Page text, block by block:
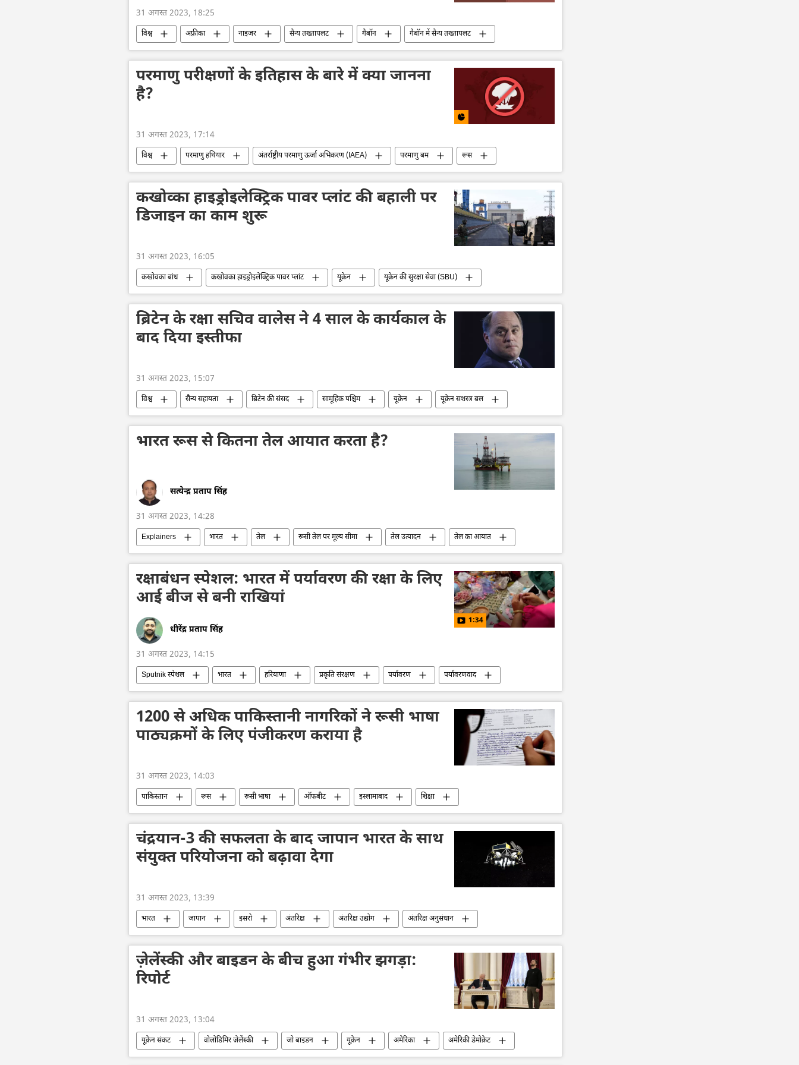
31 अगस्त 2023, 18:25
विश्व अफ़्रीका नाइजर सैन्य तख्तापलट गैबॉन
गैबॉन में सैन्य तख्तापलट
फ्रांस
उपनिवेशवाद
परमाणु परीक्षणों के इतिहास के बारे में क्या जानना
है?
31 अगस्त 2023, 17:14
विश्व परमाणु हथियार अंतर्राष्ट्रीय परमाणु ऊर्जा अभिकरण (IAEA) परमाणु बम
रूस
अमेरिका
इज़राइल भारत ईरान उत्तर कोरिया पाकिस्तान
फ्रांस
परीक्षण
परमाणु परीक्षण
कखोव्का हाइड्रोइलेक्ट्रिक पावर प्लांट की बहाली पर
डिजाइन का काम शुरू
31 अगस्त 2023, 16:05
कखोवका बांध कखोवका हाइड्रोइलेक्ट्रिक पावर प्लांट यूक्रेन
यूक्रेन की सुरक्षा सेवा (SBU)
यूक्रेन का जवाबी हमला
यूक्रेन सशस्त्र बल विशेष सैन्य अभियान राष्ट्रीय सुरक्षा
खेरसॉन
आतंकवाद
यूक्रेन संकट
ब्रिटेन के रक्षा सचिव वालेस ने 4 साल के कार्यकाल के
बाद दिया इस्तीफा
31 अगस्त 2023, 15:07
विश्व सैन्य सहायता ब्रिटेन की संसद सामूहिक पश्चिम यूक्रेन
यूक्रेन सशस्त्र बल
यूक्रेन का जवाबी हमला
नाटो ऋषि सुनक हथियारों की आपूर्ति
राष्ट्रीय सुरक्षा
बेन वालेस
ग्रांट शाप्स
भारत रूस से कितना तेल आयात करता है?
सत्येन्द्र प्रताप सिंह
31 अगस्त 2023, 14:28
Explainers भारत तेल रूसी तेल पर मूल्य सीमा तेल उत्पादन
तेल का आयात
रूस
द्विपक्षीय रिश्ते द्विपक्षीय व्यापार अर्थव्यवस्था
व्यापार गलियारा
राष्ट्रीय मुद्राओं में व्यापार
रुपया-रूबल व्यापार आयात प्रतिस्थापन आयात
निर्यात
ऊर्जा क्षेत्र
रक्षाबंधन स्पेशल: भारत में पर्यावरण की रक्षा के लिए
आई बीज से बनी राखियां
1:34
धीरेंद्र प्रताप सिंह
31 अगस्त 2023, 14:15
Sputnik स्पेशल भारत हरियाणा प्रकृति संरक्षण पर्यावरण
पर्यावरणवाद
रक्षाबंधन
समारोह हिन्दू हिन्दू देवी-देवता संस्कृति संरक्षण भारतीय संस्कृति
1200 से अधिक पाकिस्तानी नागरिकों ने रूसी भाषा
पाठ्यक्रमों के लिए पंजीकरण कराया है
31 अगस्त 2023, 14:03
पाकिस्तान रूस रूसी भाषा ऑफबीट इस्लामाबाद
शिक्षा
महिलाओं की शिक्षा
रूसी संस्कृति
चंद्रयान-3 की सफलता के बाद जापान भारत के साथ
संयुक्त परियोजना को बढ़ावा देगा
31 अगस्त 2023, 13:39
भारत जापान इसरो अंतरिक्ष अंतरिक्ष उद्योग
अंतरिक्ष अनुसंधान
भारत का विकास
चंद्रयान-3 चंद्रमा तकनीकी विकास
विज्ञान एवं प्रौद्योगिकी
Sputnik मान्यता
SpaceX LUPEX
ज़ेलेंस्की और बाइडन के बीच हुआ गंभीर झगड़ा:
रिपोर्ट
31 अगस्त 2023, 13:04
यूक्रेन संकट वोलोडिमिर ज़ेलेंस्की जो बाइडन यूक्रेन अमेरिका
अमेरिकी डेमोक्रेट
नाटो
फ्रांस जर्मनी डॉनल्ड ट्रम्प सैन्य सहायता
सैन्य तकनीकी सहयोग